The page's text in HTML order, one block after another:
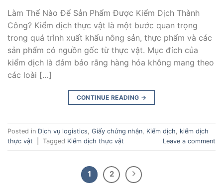
Làm Thế Nào Để Sản Phẩm Được Kiểm Dịch Thành
Công? Kiểm dịch thực vật là một bước quan trọng
trong quá trình xuất khẩu nông sản, thực phẩm và các
sản phẩm có nguồn gốc từ thực vật. Mục đích của
kiểm dịch là đảm bảo rằng hàng hóa không mang theo
các loài […]
CONTINUE READING →
Posted in Dịch vụ logistics, Giấy chứng nhận, Kiểm dịch, kiểm dịch
thực vật
Tagged Kiểm dịch thực vật Leave a comment
1 2